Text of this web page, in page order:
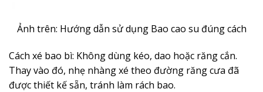
Ảnh trên: Hướng dẫn sử dụng Bao cao su đúng cách
Cách xé bao bì: Không dùng kéo, dao hoặc răng cắn.
Thay vào đó, nhẹ nhàng xé theo đường răng cưa đã
được thiết kế sẵn, tránh làm rách bao.